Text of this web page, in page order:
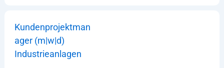
Kundenprojektman
ager (m|w|d)
Industrieanlagen